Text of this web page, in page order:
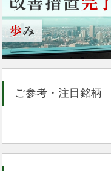
ご参考・注目銘柄